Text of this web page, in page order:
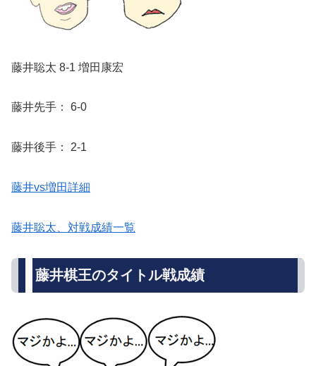
藤井聡太 8-1 増田康宏
藤井先手： 6-0
藤井後手： 2-1
藤井vs増田詳細
藤井聡太、対戦成績一覧
藤井棋王のタイトル戦成績